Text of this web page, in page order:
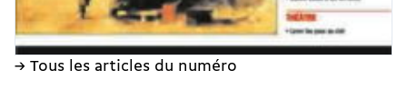
→ Tous les articles du numéro